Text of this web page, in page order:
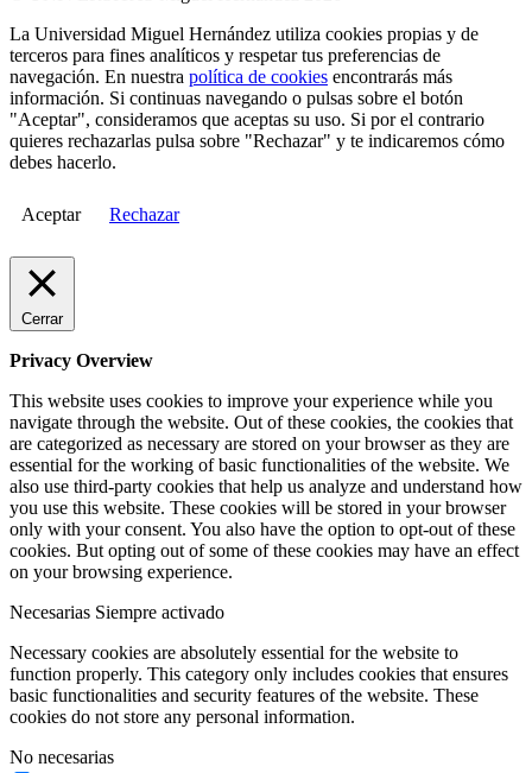
La Universidad Miguel Hernández utiliza cookies propias y de
terceros para fines analíticos y respetar tus preferencias de
navegación. En nuestra política de cookies encontrarás más
información. Si continuas navegando o pulsas sobre el botón
"Aceptar", consideramos que aceptas su uso. Si por el contrario
quieres rechazarlas pulsa sobre "Rechazar" y te indicaremos cómo
debes hacerlo.
Aceptar Rechazar
Cerrar
Privacy Overview
This website uses cookies to improve your experience while you
navigate through the website. Out of these cookies, the cookies that
are categorized as necessary are stored on your browser as they are
essential for the working of basic functionalities of the website. We
also use third-party cookies that help us analyze and understand how
you use this website. These cookies will be stored in your browser
only with your consent. You also have the option to opt-out of these
cookies. But opting out of some of these cookies may have an effect
on your browsing experience.
Necesarias Siempre activado
Necessary cookies are absolutely essential for the website to
function properly. This category only includes cookies that ensures
basic functionalities and security features of the website. These
cookies do not store any personal information.
No necesarias